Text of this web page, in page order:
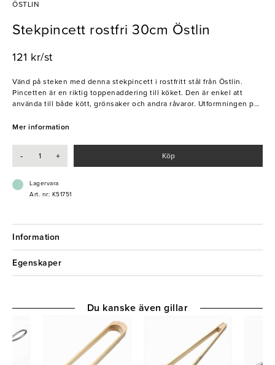
ÖSTLIN
Stekpincett rostfri 30cm Östlin
121 kr/st
Vänd på steken med denna stekpincett i rostfritt stål från Östlin.
Pincetten är en riktig toppenaddering till köket. Den är enkel att
använda till både kött, grönsaker och andra råvaror. Utformningen på
är 30 cm lång.
- 30 cm
Mer information
- + Köp
Lagervara
Art. nr: K51751
Information
Egenskaper
Du kanske även gillar